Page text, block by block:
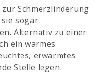
Schmerzlinderung
sie sogar
Alternativ zu einer
ein warmes
erwärmtes
Stelle legen.